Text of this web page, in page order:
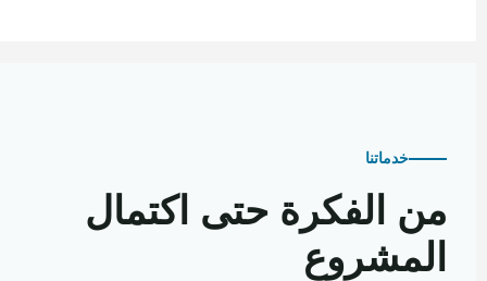
خدماتنا
من الفكرة حتى اكتمال
المشروع